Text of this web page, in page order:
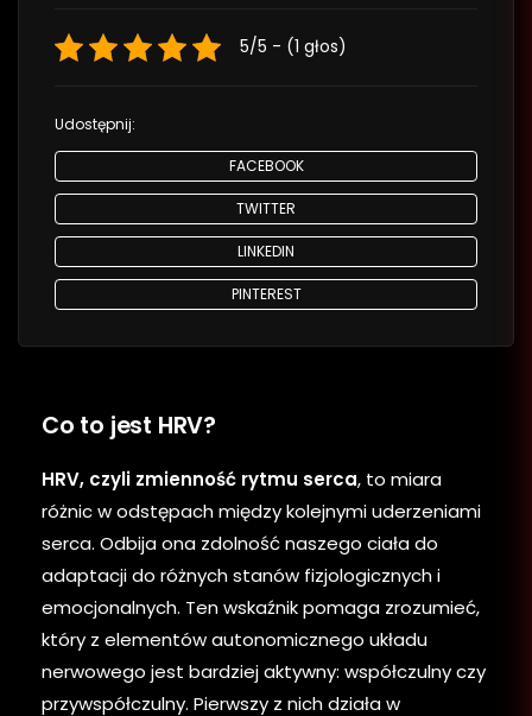
5/5 - (1 głos)
Udostępnij:
FACEBOOK
TWITTER
LINKEDIN
PINTEREST
Co to jest HRV?
HRV, czyli zmienność rytmu serca, to miara
różnic w odstępach między kolejnymi uderzeniami
serca. Odbija ona zdolność naszego ciała do
adaptacji do różnych stanów fizjologicznych i
emocjonalnych. Ten wskaźnik pomaga zrozumieć,
który z elementów autonomicznego układu
nerwowego jest bardziej aktywny: współczulny czy
przywspółczulny. Pierwszy z nich działa w